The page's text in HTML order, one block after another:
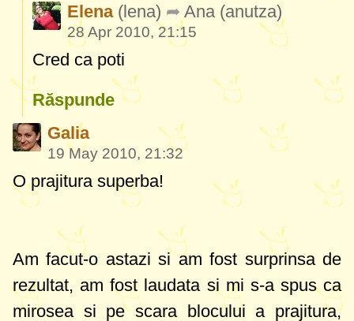
Elena (lena) Ana (anutza)
28 Apr 2010, 21:15
Cred ca poti
Răspunde
Galia
19 May 2010, 21:32
O prajitura superba!
Am facut-o astazi si am fost surprinsa de
rezultat, am fost laudata si mi s-a spus ca
mirosea si pe scara blocului a prajitura,